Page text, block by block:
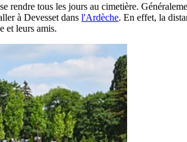
rendre tous les jours au cimetière.
à Devesset dans l'Ardèche. En effet, la
et leurs amis.